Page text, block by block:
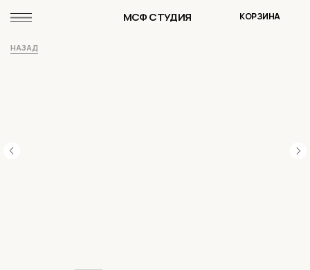
МСФ СТУДИЯ КОРЗИНА
НАЗАД